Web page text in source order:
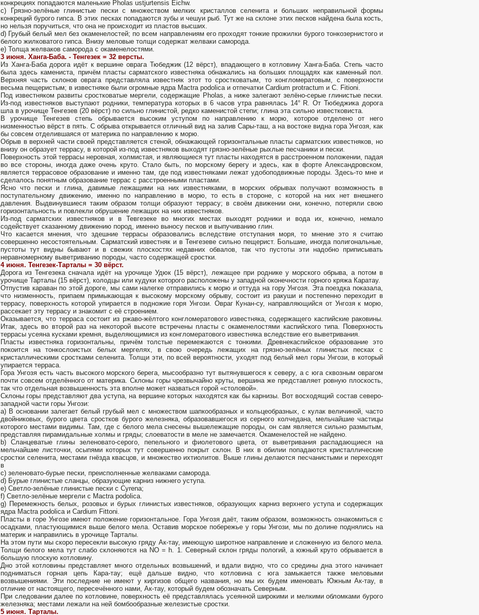
конкрециях попадаются маленькие Pholas ustjurtensis Eichw.
c) Грязно-зелёные глинистые пески с множеством мелких кристаллов селенита и больших неправильной формы
конкреций бурого гипса. В этих песках попадаются зубы и чешуи рыб. Тут же на склоне этих песков найдена была кость,
но нельзя поручиться, что она не происходит из пластов высших.
d) Грубый белый мел без окаменелостей; по всем направлениям его проходят тонкие прожилки бурого тонкозернистого и
белого жилковатого гипса. Внизу меловые толщи содержат желваки саморода.
e) Толща желваков саморода с окаменелостями.
3 июня. Ханга-Баба. - Тенгезек = 32 версты.
Из Ханга-Баба дорога идёт к вершине оврага Тюбеджик (12 вёрст), впадающего в котловину Ханга-Баба. Степь часто
была здесь камениста, причём пласты сарматского известняка обнажались на больших площадях как каменный пол.
Верхняя часть склонов оврага представляла известняк этот то сростковатым, то конгломератовым, с поверхности
весьма пещеристым; в известняке были огромные ядра Mactra podolica и отпечатки Cardium protractum и C. Fitioni.
Под известняком развиты сростковатые мергели, содержащие Pholas, а ниже залегают зелёно-серые глинистые пески.
Из-под известняков выступают родники, температура которых в 6 часов утра равнялась 14° R. От Тюбеджика дорога
шла в урочище Тенгезев (20 вёрст) по сильно глинистой, редко каменистой степи; глина эта сильно известковиста.
В урочище Тенгезев степь обрывается высоким уступом по направлению к морю, которое отделено от него
низменностью вёрст в пять. С обрыва открывается отличный вид на залив Сары-таш, а на востоке видна гора Унгозя, как
бы совсем отделившаяся от материка по направлению к морю.
Обрыв в верхней части своей представляется стеной, обнажающей горизонтальные пласты сарматских известняков, но
внизу он образует террасу, в которой из-под известняков выходят грязно-зелёные рыхлые песчаники и пески.
Поверхность этой террасы неровная, холмистая, и являющиеся тут пласты находятся в расстроенном положении, падая
во все стороны, иногда даже очень круто. Стало быть, по морскому берегу и здесь, как в форте Александровском,
является террасовое образование и именно там, где под известняками лежат удобоподвижные породы. Здесь-то мне и
сделалось понятным образование террас с расстроенными пластами.
Ясно что пески и глина, давимые лежащими на них известняками, в морских обрывах получают возможность в
поступательному движению, именно по направлению в морю, то есть в стороне, с которой на них нет внешнего
давления. Выдвинувшиеся таким образом толщи образуют террасу; в своём движении они, конечно, потеряли свою
горизонтальность и повлекли обрушение лежащих на них известняков.
Из-под сарматских известняков и в Тевгезеке во многих местах выходят родники и вода их, конечно, немало
содействует сказанному движению пород, именно выносу песков и выпучиванию глин.
Что касается мнения, что здешние террасы образовались вследствие отступания моря, то мнение это я считаю
совершенно несостоятельным. Сарматский известняк и в Тенгезеве сильно пещерист. Большие, иногда полигональные,
пустоты тут видны бывают и в свежих плоскостях недавних обвалов, так что пустоты эти надобно приписывать
неравномерному выветриванию породы, часто содержащей сростки.
4 июня. Тенгезек-Тарталы = 30 вёрст.
Дорога из Тенгезека сначала идёт на урочище Удюк (15 вёрст), лежащее при роднике у морского обрыва, а потом в
урочище Тарталы (15 вёрст), колодцы или кудуки которого расположены у западной оконечности горного кряжа Каратау.
Отпустив караван по этой дороге, мы сами налегке отправились к морю и оттуда на гору Унгозя. Эта поездка показала,
что низменность, припаем примыкающая к высокому морскому обрыву, состоит из ракуши и постепенно переходит в
террасу, поверхность которой упирается в подножие горя Унгози. Овраг Кунан-су, направляющийся от Унгозя к морю,
рассекает эту террасу и знакомит с её строением.
Оказывается, что терраса состоит из ржаво-жёлтого конгломератового известняка, содержащего каспийские раковины.
Итак, здесь во второй раз на некоторой высоте встречены пласты с окаменелостями каспийского типа. Поверхность
террасы усеяна кусками кремня, выделяющимися из конгломератового известняка вследствие его выветривания.
Пласты известняка горизонтальны, причём толстые перемежаются с тонкими. Древнекаспийское образование это
покоится на тонкослоистых белых мергелях, в свою очередь лежащих на грязно-зелёных глинистых песках с
кристаллическими сростками селенита. Толщи эти, по всей вероятности, уходят под белый мел горы Унгози, в который
упирается терраса.
Гора Унгозя есть часть высокого морского берега, мысообразно тут вытянувшегося к северу, а с юга сквозным оврагом
почти совсем отделённого от материка. Склоны горы чрезвычайно круты, вершина же представляет ровную плоскость,
так что отдельная возвышенность эта вполне может назваться горой «столовой».
Склоны горы представляют два уступа, на вершине которых находятся как бы карнизы. Вот восходящий состав северо-
западной части горы Унгози:
a) В основании залегает белый грубый мел с множеством шапкообразных и кольцеобразных, с кулак величиной, часто
двойниковых, бурого цвета сростков бурого железняка, образовавшегося из серного колчедана, мельчайшие частицы
которого местами видимы. Там, где с белого мела снесены вышележащие породы, он сам является сильно размытым,
представляя пирамидальные холмы и гряды; слоеватости в меле не замечается. Окаменелостей не найдено.
b) Сланцеватые глины зеленовато-серого, пепельного и фиолетового цвета, от выветривания распадающиеся на
мельчайшие листочки, осыпями которых тут совершенно покрыт склон. В них в обилии попадаются кристаллические
сростки селенита, местами гнёзда квасцов, и множество ихтиолитов. Выше глины делаются песчанистыми и переходят
в
c) зеленовато-бурые пески, преисполненные желваками саморода.
d) Бурые глинистые сланцы, образующие карниз нижнего уступа.
e) Светло-зелёные глинистые пески с Cyrena;
f) Светло-зелёные мергели с Mactra podolica.
g) Перемежность белых, розовых и бурых глинистых известняков, образующих карниз верхнего уступа и содержащих
ядра Mactra podolica и Cardium Fittoni.
Пласты в горе Унгозе имеют положение горизонтальное. Гора Унгозя даёт, таким образом, возможность ознакомиться с
осадками, пластующимися выше белого мела. Оставив морское побережье у горы Унгози, мы по долине поднялись на
материк и направились в урочище Тарталы.
На этом пути мы скоро пересекли высокую гряду Ак-тау, имеющую широтное направление и сложенную из белого мела.
Толщи белого мела тут слабо склоняются на NO = h. 1. Северный склон гряды пологий, а южный круто обрывается в
большую плоскую котловину.
Дно этой котловины представляет много отдельных возвышений, и вдали видно, что со средины дна этого начинает
подниматься горная цепь Кара-тау; ещё дальше видно, что котловина с юга замыкается также меловыми
возвышениями. Эти последние не имеют у киргизов общего названия, но мы их будем именовать Южным Ак-тау, в
отличие от настоящего, пересечённого нами, Ак-тау, который будем обозначать Северным.
При следовании далее по котловине, поверхность её представлялась усеянной широкими и мелкими обломками бурого
железняка; местами лежали на ней бомбообразные железистые сростки.
5 июня. Тарталы.